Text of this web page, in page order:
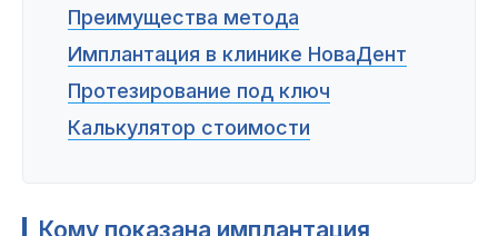
Преимущества метода
Имплантация в клинике НоваДент
Протезирование под ключ
Калькулятор стоимости
Кому показана имплантация